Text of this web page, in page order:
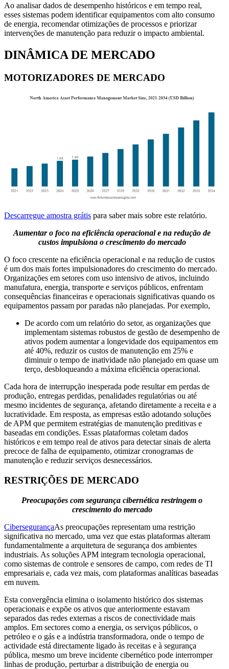
Ao analisar dados de desempenho históricos e em tempo real,
esses sistemas podem identificar equipamentos com alto consumo
de energia, recomendar otimizações de processos e priorizar
intervenções de manutenção para reduzir o impacto ambiental.
DINÂMICA DE MERCADO
MOTORIZADORES DE MERCADO
Descarregue amostra grátis para saber mais sobre este relatório.
Aumentar o foco na eficiência operacional e na redução de
custos impulsiona o crescimento do mercado
O foco crescente na eficiência operacional e na redução de custos
é um dos mais fortes impulsionadores do crescimento do mercado.
Organizações em setores com uso intensivo de ativos, incluindo
manufatura, energia, transporte e serviços públicos, enfrentam
consequências financeiras e operacionais significativas quando os
equipamentos passam por paradas não planejadas. Por exemplo,
De acordo com um relatório do setor, as organizações que
implementam sistemas robustos de gestão de desempenho de
ativos podem aumentar a longevidade dos equipamentos em
até 40%, reduzir os custos de manutenção em 25% e
diminuir o tempo de inatividade não planejado em quase um
terço, desbloqueando a máxima eficiência operacional.
Cada hora de interrupção inesperada pode resultar em perdas de
produção, entregas perdidas, penalidades regulatórias ou até
mesmo incidentes de segurança, afetando diretamente a receita e a
lucratividade. Em resposta, as empresas estão adotando soluções
de APM que permitem estratégias de manutenção preditivas e
baseadas em condições. Essas plataformas coletam dados
históricos e em tempo real de ativos para detectar sinais de alerta
precoce de falha de equipamento, otimizar cronogramas de
manutenção e reduzir serviços desnecessários.
RESTRIÇÕES DE MERCADO
Preocupações com segurança cibernética restringem o
crescimento do mercado
CibersegurançaAs preocupações representam uma restrição
significativa no mercado, uma vez que estas plataformas alteram
fundamentalmente a arquitetura de segurança dos ambientes
industriais. As soluções APM integram tecnologia operacional,
como sistemas de controle e sensores de campo, com redes de TI
empresariais e, cada vez mais, com plataformas analíticas baseadas
em nuvem.
Esta convergência elimina o isolamento histórico dos sistemas
operacionais e expõe os ativos que anteriormente estavam
separados das redes externas a riscos de conectividade mais
amplos. Em sectores como a energia, os serviços públicos, o
petróleo e o gás e a indústria transformadora, onde o tempo de
actividade está directamente ligado às receitas e à segurança
pública, mesmo um breve incidente cibernético pode interromper
linhas de produção, perturbar a distribuição de energia ou